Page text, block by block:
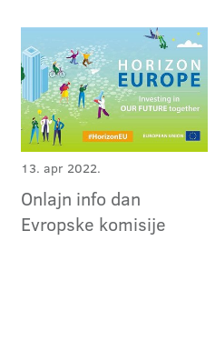
13. apr 2022.
Onlajn info dan
Evropske komisije